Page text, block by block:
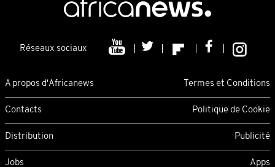
Réseaux sociaux
A propos d'Africanews Termes et Conditions
Contacts Politique de Cookie
Distribution Publicité
Jobs Apps